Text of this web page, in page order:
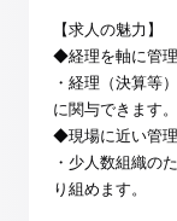
【求人の魅力】
◆経理を軸に管
・経理（決算等
に関与できます。
◆現場に近い管
・少人数組織の
り組めます。